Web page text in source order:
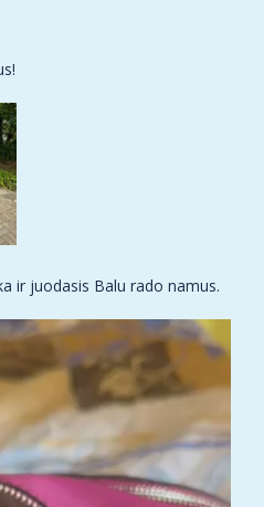
ir juodasis Balu rado namus.